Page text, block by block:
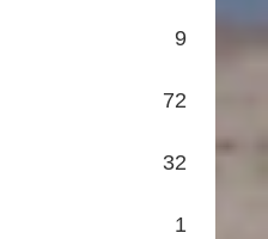
9
72
32
1